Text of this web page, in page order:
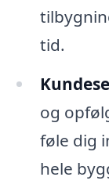
tid.
og
føle dig
hele